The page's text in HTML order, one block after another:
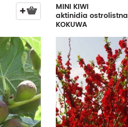
MINI KIWI
aktinidia ostrolistna
KOKUWA